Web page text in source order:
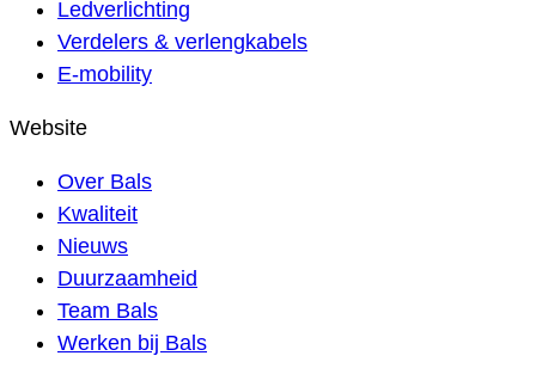
Ledverlichting
Verdelers & verlengkabels
E-mobility
Website
Over Bals
Kwaliteit
Nieuws
Duurzaamheid
Team Bals
Werken bij Bals